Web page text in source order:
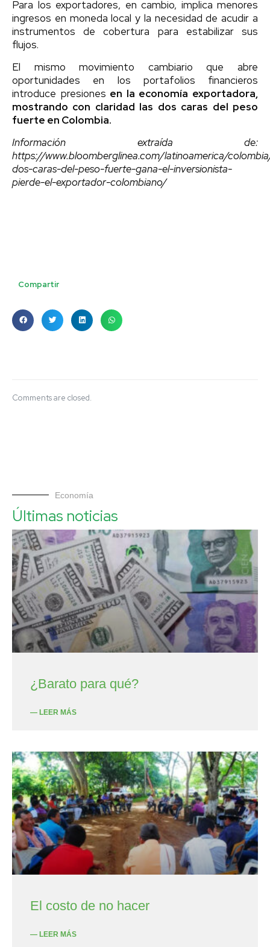
Para los exportadores, en cambio, implica menores
ingresos en moneda local y la necesidad de acudir a
instrumentos de cobertura para estabilizar sus
flujos.
El mismo movimiento cambiario que abre
oportunidades en los portafolios financieros
introduce presiones en la economía exportadora,
mostrando con claridad las dos caras del peso
fuerte en Colombia.
Información extraída de:
https://www.bloomberglinea.com/latinoamerica/
dos-caras-del-peso-fuerte-gana-el-inversionista-
pierde-el-exportador-colombiano/
Compartir
Comments are closed.
Economía
Últimas noticias
¿Barato para qué?
— LEER MÁS
El costo de no hacer
— LEER MÁS